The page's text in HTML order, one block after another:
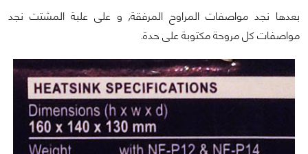
بعدها نجد مواصفات المراوح المرفقة, و على علبة المشتت نجد
مواصفات كل مروحة مكتوبة على حدة.